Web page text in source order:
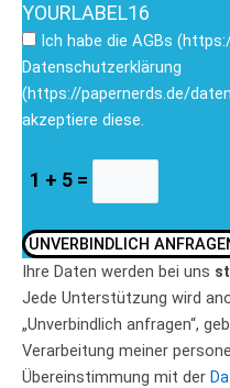
YOURLABEL16
Ich habe die AGBs
Datenschutzerklärung
(https://papernerds.de/
akzeptiere diese.
1 + 5 =
UNVERBINDLICH
Ihre Daten werden bei uns
Jede Unterstützung wird
„Unverbindlich anfragen“,
Verarbeitung meiner
Übereinstimmung mit der